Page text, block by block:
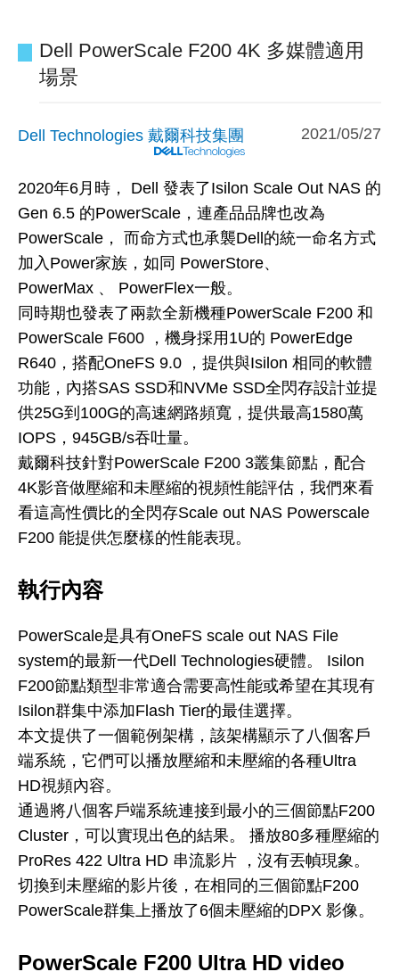
Dell PowerScale F200 4K 多媒體適用
場景
Dell Technologies 戴爾科技集團 2021/05/27
2020年6月時， Dell 發表了Isilon Scale Out NAS 的
Gen 6.5 的PowerScale，連產品品牌也改為
PowerScale， 而命方式也承襲Dell的統一命名方式
加入Power家族，如同 PowerStore、
PowerMax 、 PowerFlex一般。
同時期也發表了兩款全新機種PowerScale F200 和
PowerScale F600 ，機身採用1U的 PowerEdge
R640，搭配OneFS 9.0 ，提供與Isilon 相同的軟體
功能，內搭SAS SSD和NVMe SSD全閃存設計並提
供25G到100G的高速網路頻寬，提供最高1580萬
IOPS，945GB/s吞吐量。
戴爾科技針對PowerScale F200 3叢集節點，配合
4K影音做壓縮和未壓縮的視頻性能評估，我們來看
看這高性價比的全閃存Scale out NAS Powerscale
F200 能提供怎麼樣的性能表現。
執行內容
PowerScale是具有OneFS scale out NAS File
system的最新一代Dell Technologies硬體。 Isilon
F200節點類型非常適合需要高性能或希望在其現有
Isilon群集中添加Flash Tier的最佳選擇。
本文提供了一個範例架構，該架構顯示了八個客戶
端系統，它們可以播放壓縮和未壓縮的各種Ultra
HD視頻內容。
通過將八個客戶端系統連接到最小的三個節點F200
Cluster，可以實現出色的結果。 播放80多種壓縮的
ProRes 422 Ultra HD 串流影片 ，沒有丟幀現象。
切換到未壓縮的影片後，在相同的三個節點F200
PowerScale群集上播放了6個未壓縮的DPX 影像。
PowerScale F200 Ultra HD video